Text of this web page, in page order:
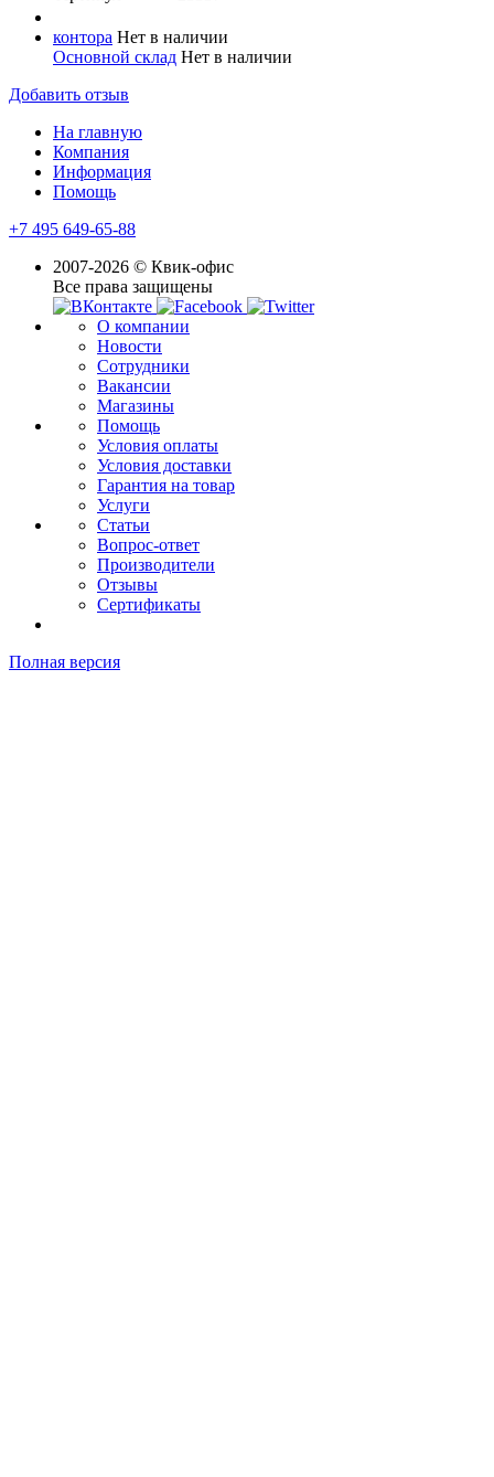
контора Нет в наличии
Основной склад Нет в наличии
Добавить отзыв
На главную
Компания
Информация
Помощь
+7 495 649-65-88
2007-2026 © Квик-офис
Все права защищены
О компании
Новости
Сотрудники
Вакансии
Магазины
Помощь
Условия оплаты
Условия доставки
Гарантия на товар
Услуги
Статьи
Вопрос-ответ
Производители
Отзывы
Сертификаты
Полная версия